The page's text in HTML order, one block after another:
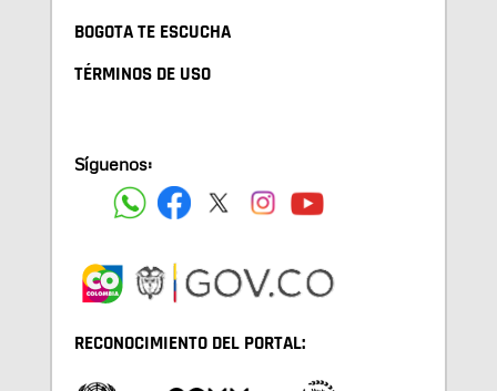
BOGOTA TE ESCUCHA
TÉRMINOS DE USO
Síguenos:
RECONOCIMIENTO DEL PORTAL: